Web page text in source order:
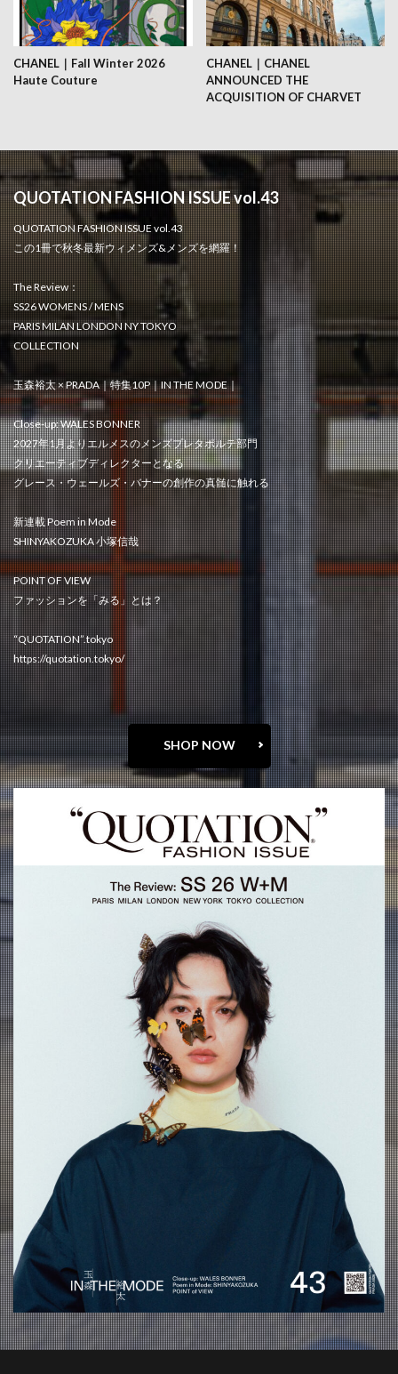
CHANEL｜Fall Winter 2026
Haute Couture
CHANEL｜CHANEL
ANNOUNCED THE
ACQUISITION OF CHARVET
QUOTATION FASHION ISSUE vol.43
QUOTATION FASHION ISSUE vol.43
この1冊で秋冬最新ウィメンズ&メンズを網羅！
The Review：
SS26 WOMENS / MENS
PARIS MILAN LONDON NY TOKYO
COLLECTION
玉森裕太 × PRADA｜特集10P｜IN THE MODE｜
Close-up: WALES BONNER
2027年1月よりエルメスのメンズプレタポルテ部門
クリエーティブディレクターとなる
グレース・ウェールズ・バナーの創作の真髄に触れる
新連載 Poem in Mode
SHINYAKOZUKA 小塚信哉
POINT OF VIEW
ファッションを「みる」とは？
“QUOTATION”.tokyo
https://quotation.tokyo/
SHOP NOW